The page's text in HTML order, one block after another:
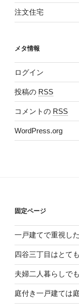
注文住宅
メタ情報
ログイン
投稿の RSS
コメントの RSS
WordPress.org
固定ページ
一戸建てで重視し
四谷三丁目はとて
夫婦二人暮らしで
庭付き一戸建ては